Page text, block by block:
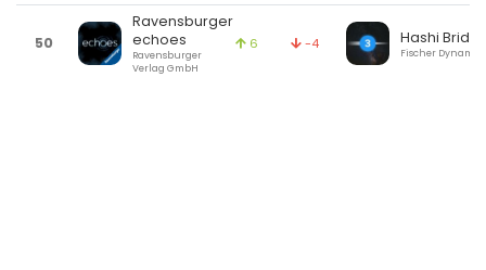
50
Ravensburger
echoes
Ravensburger
Verlag GmbH
6 -4 Hashi
Fischer Dynamics